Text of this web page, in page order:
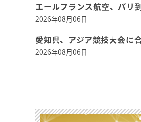
エールフランス航空、パリ
2026年08月06日
愛知県、アジア競技大会に
2026年08月06日